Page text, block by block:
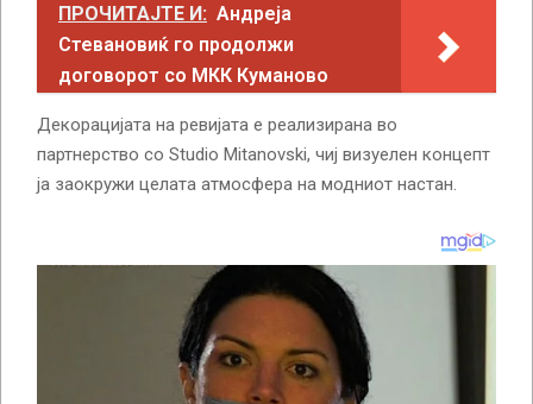
ПРОЧИТАЈТЕ И: Андреја
Стевановиќ го продолжи
договорот со МКК Куманово
Декорацијата на ревијата е реализирана во
партнерство со Studio Mitanovski, чиј визуелен концепт
ја заокружи целата атмосфера на модниот настан.